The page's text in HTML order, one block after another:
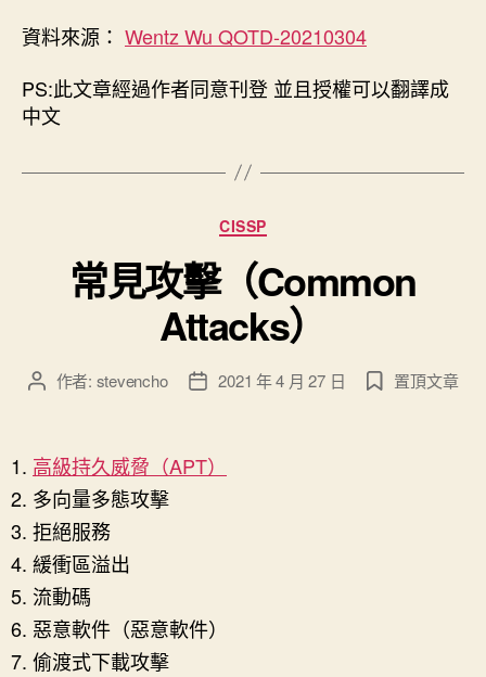
資料來源： Wentz Wu QOTD-20210304
PS:此文章經過作者同意刊登 並且授權可以翻譯成
中文
分
類
CISSP
常見攻擊（Common
Attacks）
文
者
作者: stevencho
文
佈
日
2021 年 4 月 27 日 置頂文章
高級持久威脅（APT）
多向量多態攻擊
拒絕服務
緩衝區溢出
流動碼
惡意軟件（惡意軟件）
偷渡式下載攻擊